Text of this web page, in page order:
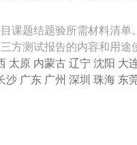
课题结题验所需材料清
方测试报告的内容和用途
太原 内蒙古辽宁 沈阳 大
沙 广东 广州 深圳 珠海 东